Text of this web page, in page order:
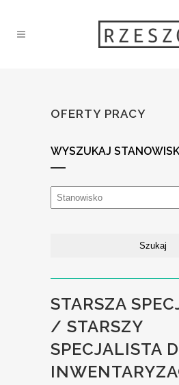
OFERTY PRACY
WYSZUKAJ
STARSZA
/ STARSZY
SPECJALISTA